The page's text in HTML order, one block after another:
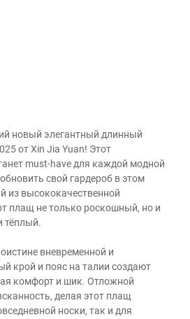
новый элегантный длинный
от Xin Jia Yuan! Этот
must-have для каждой модной
свой гардероб в этом
из высококачественной
плащ не только роскошный, но и
тёплый.
вневременной и
крой и пояс на талии создают
комфорт и шик. Отложной
делая этот плащ
носки, так и для